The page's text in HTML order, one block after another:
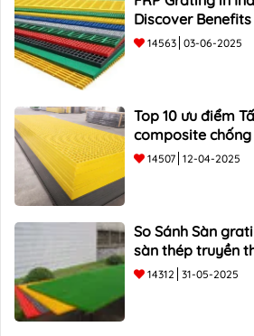
Discover Benefits
14563 03-06-2025
Top 10 ưu điểm
composite
14507 12-04-2025
So Sánh Sàn
sàn thép truyền
nhược điểm
14312 31-05-2025